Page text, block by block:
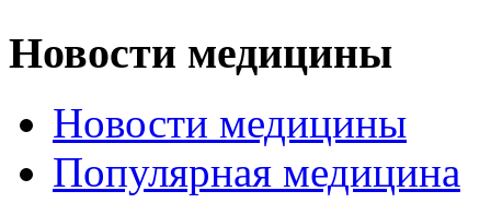
Новости медицины
Новости медицины
Популярная медицина